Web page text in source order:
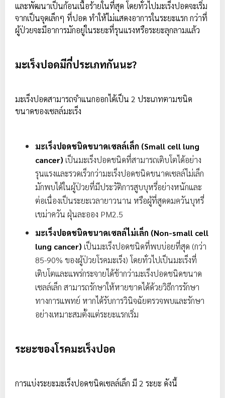
และพัฒนาเป็นก้อนเนื้อร้ายในที่สุด โดยทั่วไปมะเร็งปอดจะเริ่ม
จากเป็นจุดเล็กๆ ที่ปอด ทำให้ไม่แสดงอาการในระยะแรก กว่าที่
ผู้ป่วยจะมีอาการมักอยู่ในระยะที่รุนแรงหรือระยะลุกลามแล้ว
มะเร็งปอดมีกี่ประเภทกันนะ?
มะเร็งปอดสามารถจำแนกออกได้เป็น 2 ประเภทตามชนิด
ขนาดของเซลล์มะเร็ง
มะเร็งปอดชนิดขนาดเซลล์เล็ก (Small cell lung
cancer) เป็นมะเร็งปอดชนิดที่สามารถเติบโตได้อย่าง
รุนแรงและรวดเร็วกว่ามะเร็งปอดชนิดขนาดเซลล์ไม่เล็ก
มักพบได้ในผู้ป่วยที่มีประวัติการสูบบุหรี่อย่างหนักและ
ต่อเนื่องเป็นระยะเวลายาวนาน หรือผู้ที่สูดดมควันบุหรี่
เขม่าควัน ฝุ่นละออง PM2.5
มะเร็งปอดชนิดขนาดเซลล์ไม่เล็ก (Non-small cell
lung cancer) เป็นมะเร็งปอดชนิดที่พบบ่อยที่สุด (กว่า
85-90% ของผู้ป่วยโรคมะเร็ง) โดยทั่วไปเป็นมะเร็งที่
เติบโตและแพร่กระจายได้ช้ากว่ามะเร็งปอดชนิดขนาด
เซลล์เล็ก สามารถรักษาให้หายขาดได้ด้วยวิธีการรักษา
ทางการแพทย์ หากได้รับการวินิจฉัยตรวจพบและรักษา
อย่างเหมาะสมตั้งแต่ระยะแรกเริ่ม
ระยะของโรคมะเร็งปอด
การแบ่งระยะมะเร็งปอดชนิดเซลล์เล็ก มี 2 ระยะ ดังนี้